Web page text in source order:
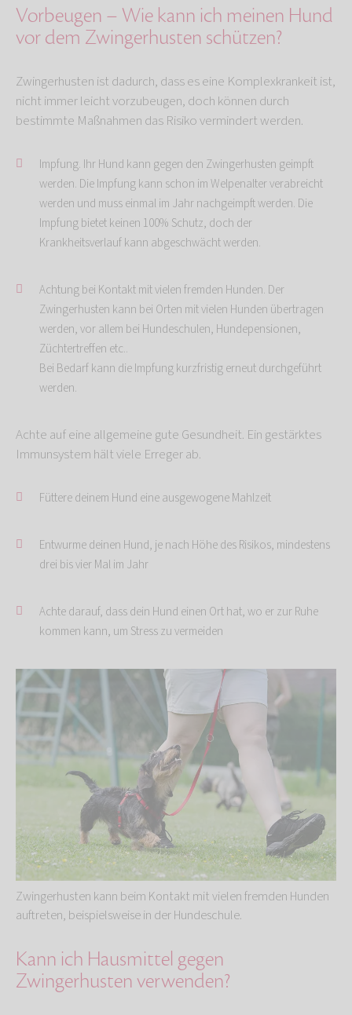
Vorbeugen – Wie kann ich meinen Hund
vor dem Zwingerhusten schützen?
Zwingerhusten ist dadurch, dass es eine Komplexkrankeit ist,
nicht immer leicht vorzubeugen, doch können durch
bestimmte Maßnahmen das Risiko vermindert werden.
Impfung. Ihr Hund kann gegen den Zwingerhusten geimpft
werden. Die Impfung kann schon im Welpenalter verabreicht
werden und muss einmal im Jahr nachgeimpft werden. Die
Impfung bietet keinen 100% Schutz, doch der
Krankheitsverlauf kann abgeschwächt werden.
Achtung bei Kontakt mit vielen fremden Hunden. Der
Zwingerhusten kann bei Orten mit vielen Hunden übertragen
werden, vor allem bei Hundeschulen, Hundepensionen,
Züchtertreffen etc..
Bei Bedarf kann die Impfung kurzfristig erneut durchgeführt
werden.
Achte auf eine allgemeine gute Gesundheit. Ein gestärktes
Immunsystem hält viele Erreger ab.
Füttere deinem Hund eine ausgewogene Mahlzeit
Entwurme deinen Hund, je nach Höhe des Risikos, mindestens
drei bis vier Mal im Jahr
Achte darauf, dass dein Hund einen Ort hat, wo er zur Ruhe
kommen kann, um Stress zu vermeiden
Zwingerhusten kann beim Kontakt mit vielen fremden Hunden
auftreten, beispielsweise in der Hundeschule.
Kann ich Hausmittel gegen
Zwingerhusten verwenden?